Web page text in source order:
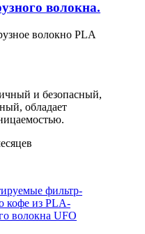
волокна.
волокно PLA
и безопасный,
обладает